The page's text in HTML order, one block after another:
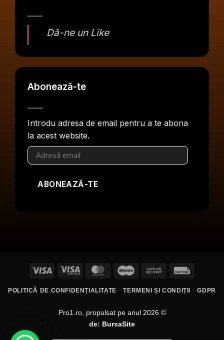
Dă-ne un Like
Abonează-te
Introdu adresa de email pentru a te abona
la acest website.
Adresă
email
ABONEAZĂ-TE
Visa
Visa
MasterCardMaestro
Cash
Delivery
POLITICĂ DE CONFIDENȚIALITATE TERMENI ȘI CONDIȚII GDPR
Pro1.ro, propulsat pe anul 2026 ©
de: BursaSite